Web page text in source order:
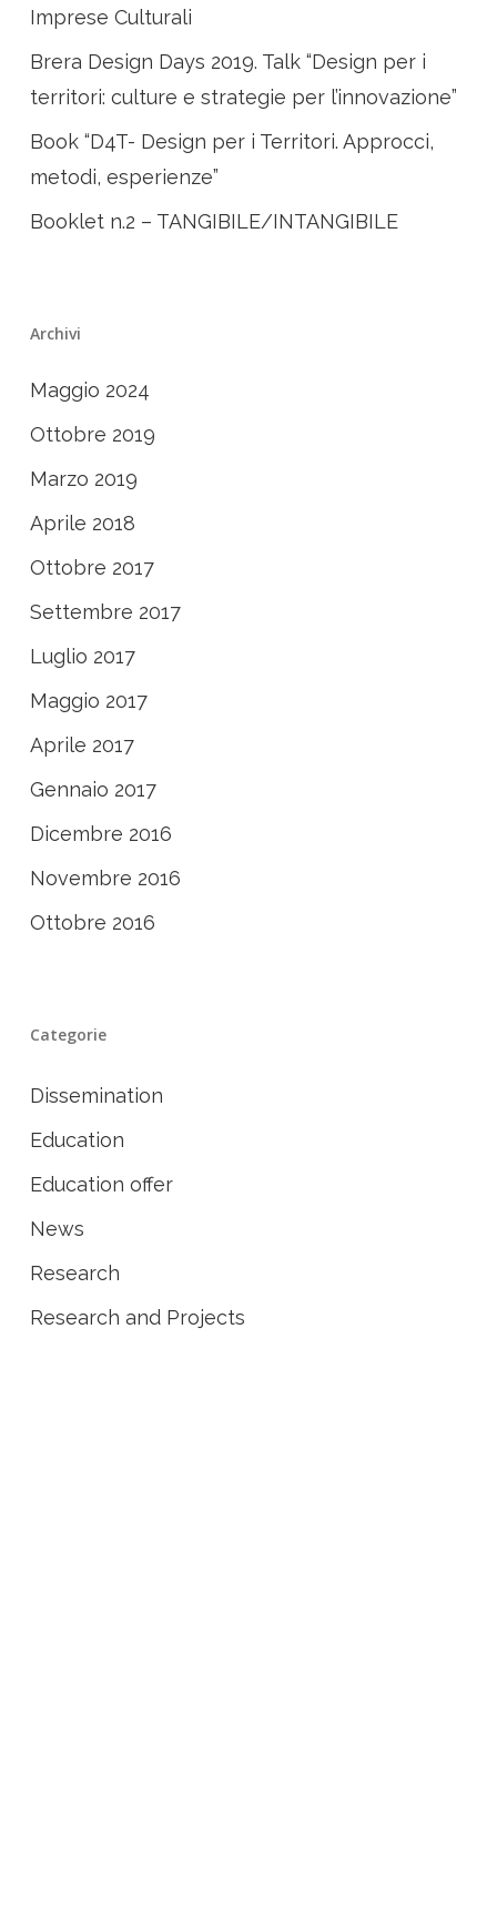
Imprese Culturali
Brera Design Days 2019. Talk “Design per i
territori: culture e strategie per l’innovazione”
Book “D4T- Design per i Territori. Approcci,
metodi, esperienze”
Booklet n.2 – TANGIBILE/INTANGIBILE
Archivi
Maggio 2024
Ottobre 2019
Marzo 2019
Aprile 2018
Ottobre 2017
Settembre 2017
Luglio 2017
Maggio 2017
Aprile 2017
Gennaio 2017
Dicembre 2016
Novembre 2016
Ottobre 2016
Categorie
Dissemination
Education
Education offer
News
Research
Research and Projects